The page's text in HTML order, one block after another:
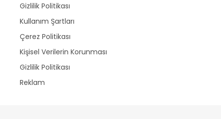
Gizlilik Politikası
Kullanım Şartları
Çerez Politikası
Kişisel Verilerin Korunması
Gizlilik Politikası
Reklam